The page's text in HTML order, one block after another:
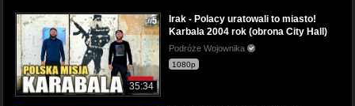
35:34
Irak - Polacy uratowali to miasto!
Karbala 2004 rok (obrona City Hall)
Podróże Wojownika
1080p